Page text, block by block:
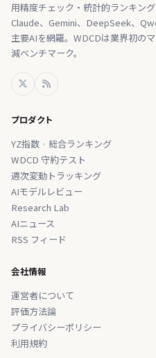
用精度チェック・統計的ランキング
Claude、Gemini、DeepSeek、
主要AIを網羅。WDCDは業界初の
減ベンチマーク。
プロダクト
YZ指数 · 総合ランキング
WDCD 守約テスト
週次変動トラッキング
AIモデルレビュー
Research Lab
AIニュース
RSS フィード
会社情報
運営者について
評価方法論
プライバシーポリシー
利用規約